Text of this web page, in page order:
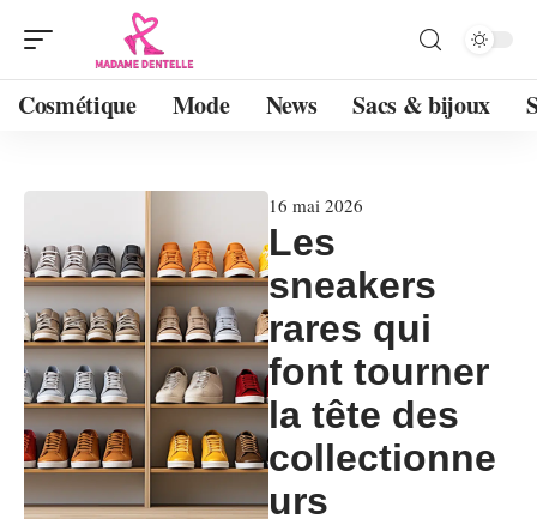
Cosmétique Mode News Sacs & bijoux
16 mai 2026
Les
sneakers
rares qui
font tourner
la tête des
collectionne
urs